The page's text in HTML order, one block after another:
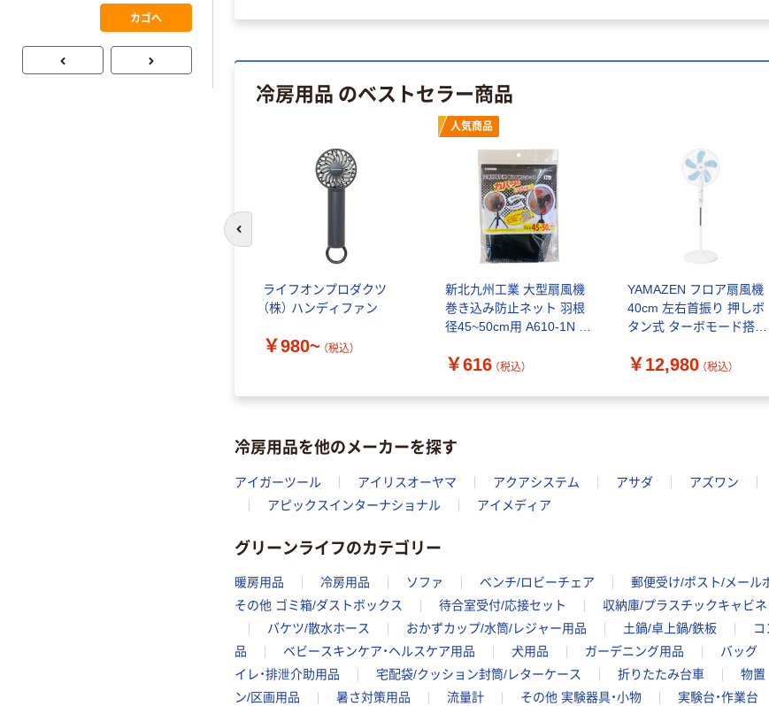
冷房用品 のベストセラー商品
ライフオンプロダクツ
（株） ハンディファン
￥980~ （税込）
人気商品
新北九州工業 大型扇風機
巻き込み防止ネット 羽根
径45~50cm用 A610-1N 1
￥616 （税込）
YAMAZEN フロア扇風機
40cm 左右首振り 押しボ
タン式 ターボモード搭載
1台
￥12,980 （税込）
前のスライドへ
冷房用品を他のメーカーを探す
アイガーツール アイリスオーヤマ アクアシステム アサダ アズワン
アピックスインターナショナル
アイメディア
グリーンライフのカテゴリー
暖房用品 冷房用品 ソファ ベンチ/ロビーチェア 郵便受け/ポスト/メール
その他 ゴミ箱/ダストボックス
待合室受付/応接セット 収納庫/プラスチックキャビネ
バケツ/散水ホース
おかずカップ/水筒/レジャー用品 土鍋/卓上鍋/鉄板
品
ベビースキンケア・ヘルスケア用品 犬用品 ガーデニング用品 バッグ
イレ・排泄介助用品
宅配袋/クッション封筒/レターケース 折りたたみ台車 物置
ン/区画用品
暑さ対策用品 流量計 その他 実験器具・小物 実験台・作業台
カゴへ
プ
ル 大王製紙共同